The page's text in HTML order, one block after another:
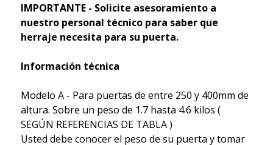
IMPORTANTE - Solicite asesoramiento a
nuestro personal técnico para saber que
herraje necesita para su puerta.
Información técnica
Modelo A - Para puertas de entre 250 y 400mm de
altura. Sobre un peso de 1.7 hasta 4.6 kilos (
SEGÚN REFERENCIAS DE TABLA )
Usted debe conocer el peso de su puerta y tomar